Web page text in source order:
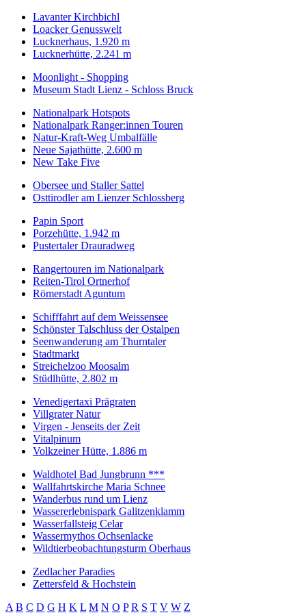
Lavanter Kirchbichl
Loacker Genusswelt
Lucknerhaus, 1.920 m
Lucknerhütte, 2.241 m
Moonlight - Shopping
Museum Stadt Lienz - Schloss Bruck
Nationalpark Hotspots
Nationalpark Ranger:innen Touren
Natur-Kraft-Weg Umbalfälle
Neue Sajathütte, 2.600 m
New Take Five
Obersee und Staller Sattel
Osttirodler am Lienzer Schlossberg
Papin Sport
Porzehütte, 1.942 m
Pustertaler Drauradweg
Rangertouren im Nationalpark
Reiten-Tirol Ortnerhof
Römerstadt Aguntum
Schifffahrt auf dem Weissensee
Schönster Talschluss der Ostalpen
Seenwanderung am Thurntaler
Stadtmarkt
Streichelzoo Moosalm
Stüdlhütte, 2.802 m
Venedigertaxi Prägraten
Villgrater Natur
Virgen - Jenseits der Zeit
Vitalpinum
Volkzeiner Hütte, 1.886 m
Waldhotel Bad Jungbrunn ***
Wallfahrtskirche Maria Schnee
Wanderbus rund um Lienz
Wassererlebnispark Galitzenklamm
Wasserfallsteig Celar
Wassermythos Ochsenlacke
Wildtierbeobachtungsturm Oberhaus
Zedlacher Paradies
Zettersfeld & Hochstein
A B C D G H K L M N O P R S T V W Z